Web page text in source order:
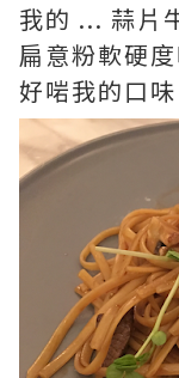
我的 ... 蒜片
扁意粉軟硬
好啱我的口味